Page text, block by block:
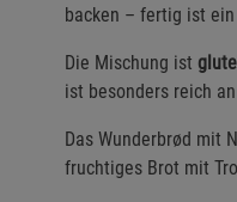
backen – fertig ist
Die Mischung ist
ist besonders reich an
Das Wunderbrød mit
fruchtiges Brot mit